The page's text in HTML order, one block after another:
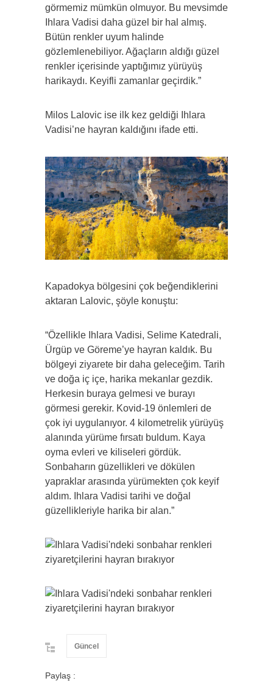
görmemiz mümkün olmuyor. Bu mevsimde
Ihlara Vadisi daha güzel bir hal almış.
Bütün renkler uyum halinde
gözlemlenebiliyor. Ağaçların aldığı güzel
renkler içerisinde yaptığımız yürüyüş
harikaydı. Keyifli zamanlar geçirdik.”
Milos Lalovic ise ilk kez geldiği Ihlara
Vadisi’ne hayran kaldığını ifade etti.
Kapadokya bölgesini çok beğendiklerini
aktaran Lalovic, şöyle konuştu:
“Özellikle Ihlara Vadisi, Selime Katedrali,
Ürgüp ve Göreme’ye hayran kaldık. Bu
bölgeyi ziyarete bir daha geleceğim. Tarih
ve doğa iç içe, harika mekanlar gezdik.
Herkesin buraya gelmesi ve burayı
görmesi gerekir. Kovid-19 önlemleri de
çok iyi uygulanıyor. 4 kilometrelik yürüyüş
alanında yürüme fırsatı buldum. Kaya
oyma evleri ve kiliseleri gördük.
Sonbaharın güzellikleri ve dökülen
yapraklar arasında yürümekten çok keyif
aldım. Ihlara Vadisi tarihi ve doğal
güzellikleriyle harika bir alan.”
Güncel
Paylaş :